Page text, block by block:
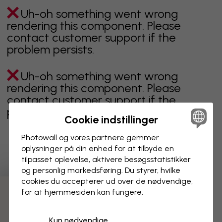
Uh-oh something went wrong
rendering this component. Please
contact customer support if the
problem persists.
Uh-oh something went wrong
rendering this component. Please
contact customer support if the
problem persists.
Viser side 1 af 1 sider
Opdag flere kategorier
Cookie indstillinger
Photowall og vores partnere gemmer
oplysninger på din enhed for at tilbyde en
tilpasset oplevelse, aktivere besøgs­statistikker
og personlig markedsføring. Du styrer, hvilke
cookies du accepterer ud over de nødvendige,
for at hjemmesiden kan fungere.